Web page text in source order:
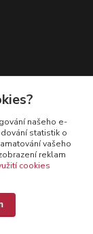
našeho e-
statistik o
vašeho
reklam
cookies